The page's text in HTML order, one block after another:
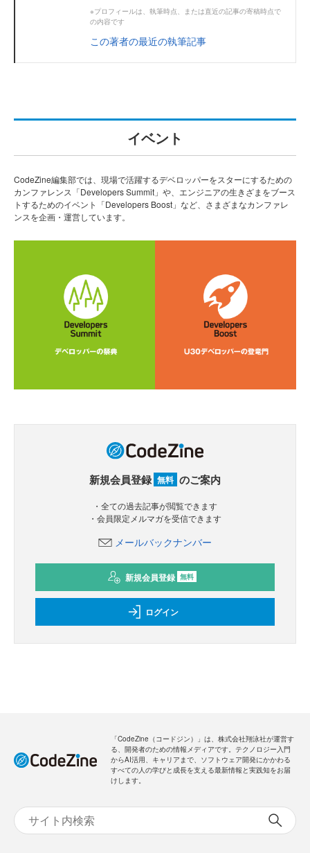
※プロフィールは、執筆時点、または直近の記事の寄稿時点で
の内容です
この著者の最近の執筆記事
イベント
CodeZine編集部では、現場で活躍するデベロッパーをスターにするための
カンファレンス「Developers Summit」や、エンジニアの生きざまをブース
トするためのイベント「Developers Boost」など、さまざまなカンファレ
ンスを企画・運営しています。
新規会員登録 無料 のご案内
・全ての過去記事が閲覧できます
・会員限定メルマガを受信できます
メールバックナンバー
新規会員登録 無料
ログイン
「CodeZine（コードジン）」は、株式会社翔泳社が運営す
る、開発者のための情報メディアです。テクノロジー入門
からAI活用、キャリアまで、ソフトウェア開発にかかわる
すべての人の学びと成長を支える最新情報と実践知をお届
けします。